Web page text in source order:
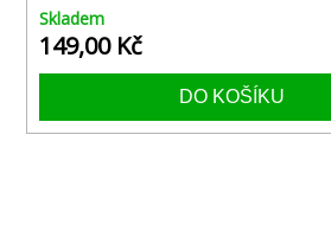
Skladem
149,00 Kč